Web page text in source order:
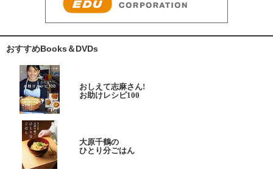
おすすめBooks＆DVDs
おしえて志麻さん!
お助けレシピ100
大原千鶴の
ひとり分ごはん